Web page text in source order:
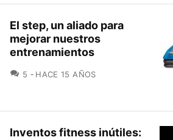
El step, un aliado para
mejorar nuestros
entrenamientos
5 COMENTARIOS
HACE 15 AÑOS
Inventos fitness inútiles: